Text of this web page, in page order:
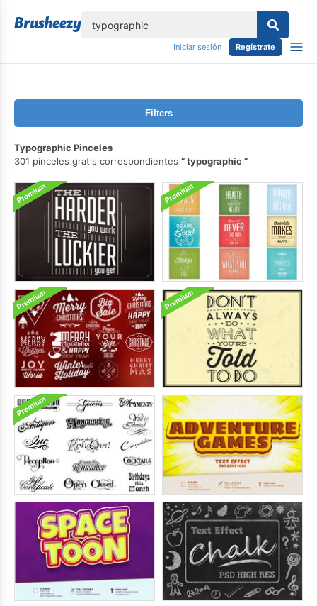
Iniciar sesión Regístrate
Filters
Typographic Pinceles
301 pinceles gratis correspondientes
typographic